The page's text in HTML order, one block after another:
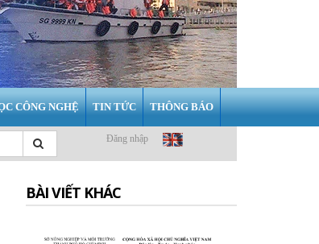
CÔNG NGHỆ TIN TỨC THÔNG BÁO
Đăng nhập
BÀI VIẾT KHÁC